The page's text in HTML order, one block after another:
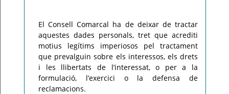
El Consell Comarcal ha de deixar de tractar
aquestes dades personals, tret que acrediti
motius legítims imperiosos pel tractament
que prevalguin sobre els interessos, els drets
i les llibertats de l’interessat, o per a la
formulació, l’exercici o la defensa de
reclamacions.